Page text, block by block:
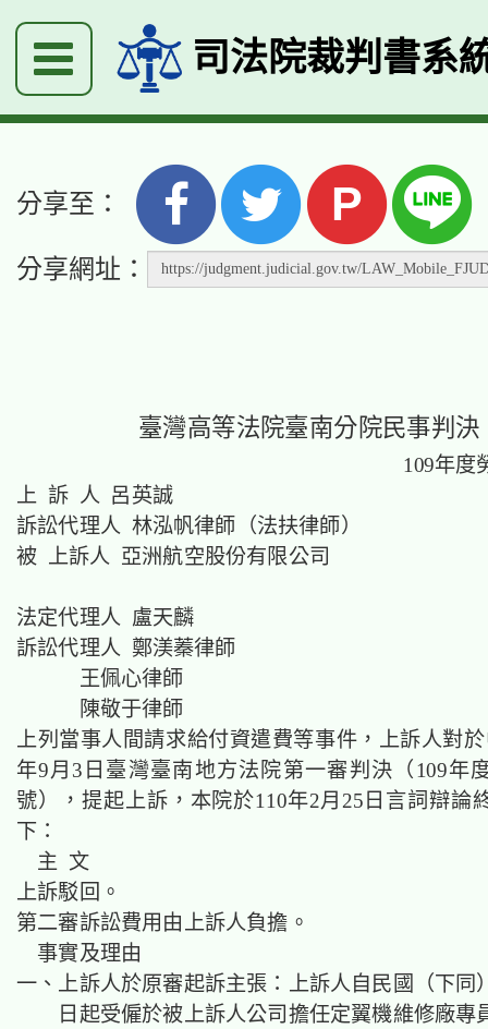
司法院裁判書系
分享至： P
分享網址：
臺灣高等法院臺南分院民事判決
109年度
上 訴 人 呂英誠
訴訟代理人 林泓帆律師（法扶律師）
被 上訴人 亞洲航空股份有限公司
法定代理人 盧天麟
訴訟代理人 鄭渼蓁律師
王佩心律師
陳敬于律師
上列當事人間請求給付資遣費等事件，上訴人對
年9月3日臺灣臺南地方法院第一審判決（109年
號），提起上訴，本院於110年2月25日言詞辯論
下：
主 文
上訴駁回。
第二審訴訟費用由上訴人負擔。
事實及理由
一、上訴人於原審起訴主張：上訴人自民國（下同
日起受僱於被上訴人公司擔任定翼機維修廠專